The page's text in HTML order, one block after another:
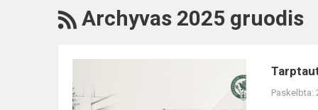
RSS
Archyvas 2025 gruodis
antikorupcijos
diena
Paskelbta: